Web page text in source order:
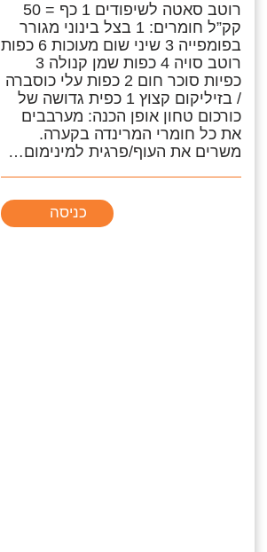
רוטב סאטה לשיפודים 1 כף = 50
קק”ל חומרים: 1 בצל בינוני מגורר
בפומפייה 3 שיני שום מעוכות 6 כפות
רוטב סויה 4 כפות שמן קנולה 3
כפיות סוכר חום 2 כפות עלי כוסברה
/ בזיליקום קצוץ 1 כפית גדושה של
כורכום טחון אופן הכנה: מערבבים
את כל חומרי המרינדה בקערה.
משרים את העוף/פרגית למינימום…
כניסה